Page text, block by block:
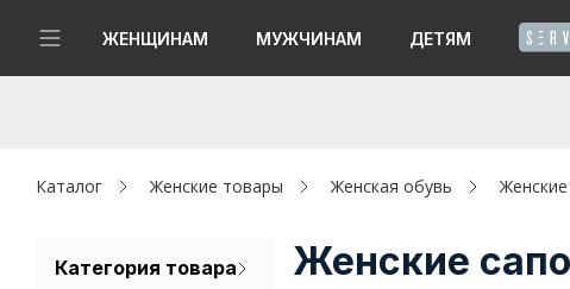
ЖЕНЩИНАМ МУЖЧИНАМ ДЕТЯМ
Женщинам
Каталог Женские товары Женская обувь
Категория товара Женские